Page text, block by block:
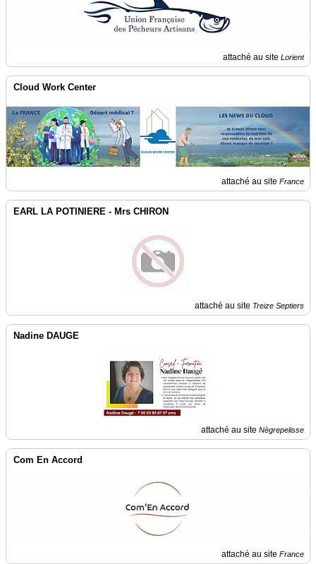
attaché au site Lorient
Cloud Work Center
attaché au site France
EARL LA POTINIERE - Mrs CHIRON
attaché au site Treize Septiers
Nadine DAUGE
attaché au site Nègrepelisse
Com En Accord
attaché au site France